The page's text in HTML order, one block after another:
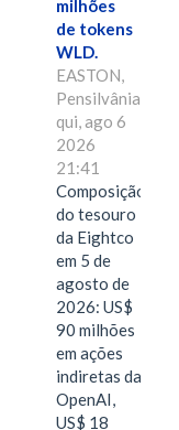
milhões
de tokens
WLD.
EASTON,
Pensilvânia,
qui, ago 6
2026
21:41
Composição
do tesouro
da Eightco
em 5 de
agosto de
2026: US$
90 milhões
em ações
indiretas da
OpenAI,
US$ 18